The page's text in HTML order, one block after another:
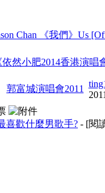
Chan 《我們》Us
然小肥2014香港演唱
郭富城演唱會2011
喜歡什麼男歌手? - [閱